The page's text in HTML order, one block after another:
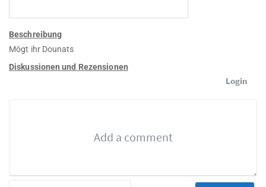
Beschreibung
Mögt ihr Dounats
Diskussionen und Rezensionen
Login